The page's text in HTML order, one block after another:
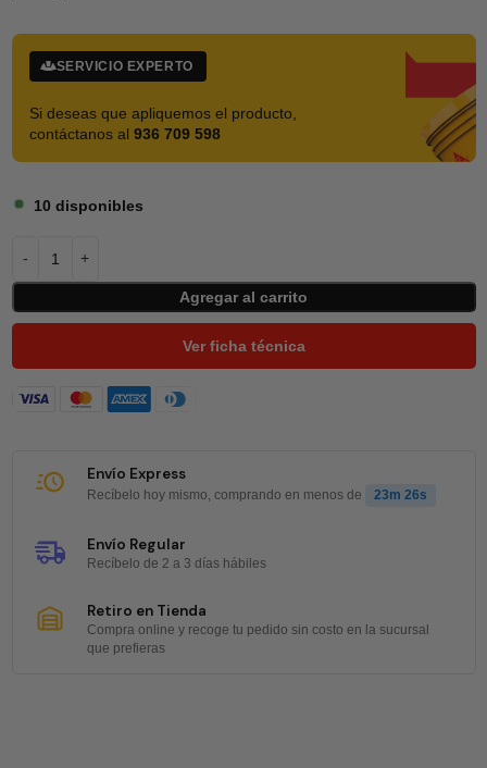
SERVICIO EXPERTO
Si deseas que apliquemos el producto,
contáctanos al 936 709 598
10 disponibles
Agregar al carrito
Ver ficha técnica
Envío Express
Recíbelo hoy mismo, comprando en menos de 23m 25s
Envío Regular
Recíbelo de 2 a 3 días hábiles
Retiro en Tienda
Compra online y recoge tu pedido sin costo en la sucursal
que prefieras